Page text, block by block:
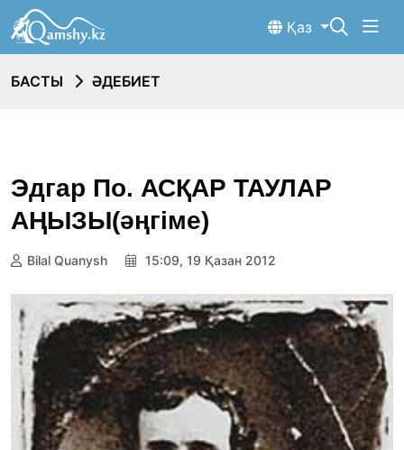
Қаз
БАСТЫ ӘДЕБИЕТ
Эдгар По. АСҚАР ТАУЛАР
АҢЫЗЫ(әңгіме)
Bilal Quanysh 15:09, 19 Қазан 2012